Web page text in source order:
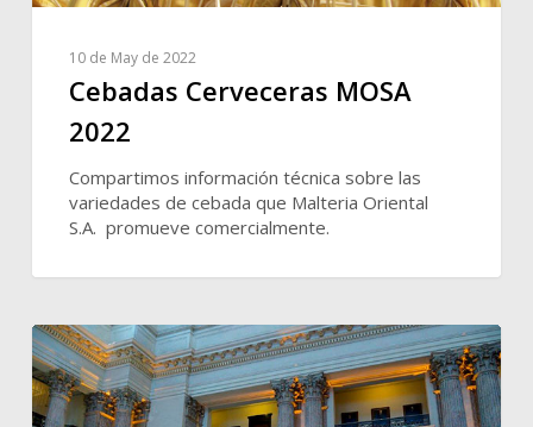
10 de May de 2022
Cebadas Cerveceras MOSA
2022
Compartimos información técnica sobre las
variedades de cebada que Malteria Oriental
S.A. promueve comercialmente.